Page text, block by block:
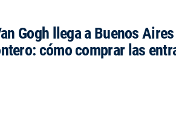
Gogh llega a Buenos
cómo comprar las